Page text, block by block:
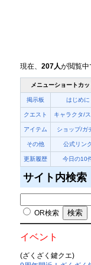
現在、 207人が閲覧中
メニューショートカッ
掲示板 はじめに
クエスト キャラクタ/
アイテム ショップ/ガ
その他 公式リンク
更新履歴 今日の10
サイト内検索
OR検索
イベント
(ざくざく鍵クエ)